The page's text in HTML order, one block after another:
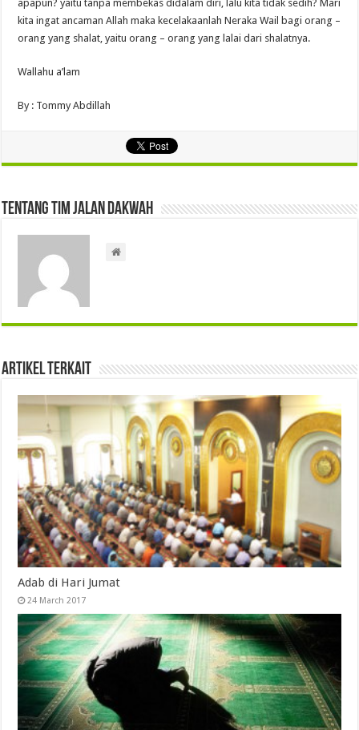
apapun? yaitu tanpa membekas didalam diri, lalu kita tidak sedih? Mari
kita ingat ancaman Allah maka kecelakaanlah Neraka Wail bagi orang –
orang yang shalat, yaitu orang – orang yang lalai dari shalatnya.
Wallahu a’lam
By : Tommy Abdillah
Tentang Tim Jalan Dakwah
Artikel Terkait
Adab di Hari Jumat
24 March 2017